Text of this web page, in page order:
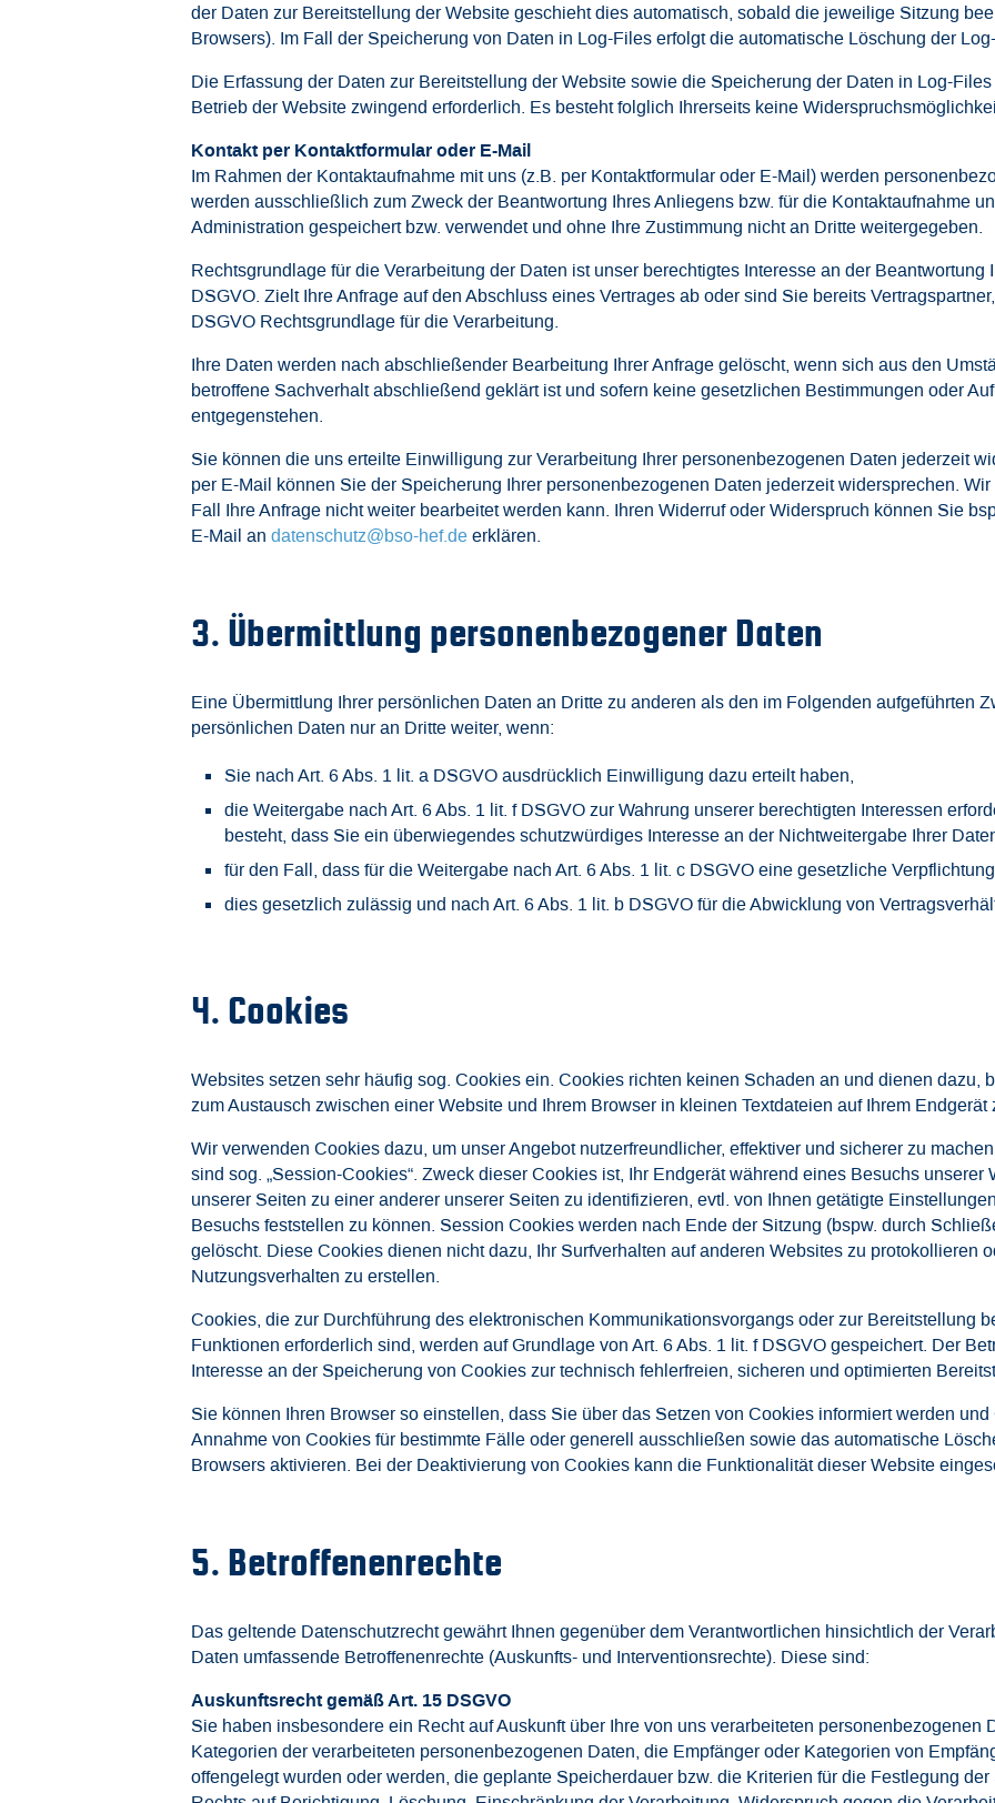
der Daten zur Bereitstellung der Website geschieht dies automatisch, sobald die jeweilige Sitzung
Browsers). Im Fall der Speicherung von Daten in Log-Files erfolgt die automatische Löschung der
Die Erfassung der Daten zur Bereitstellung der Website sowie die Speicherung der Daten in Log-
Betrieb der Website zwingend erforderlich. Es besteht folglich Ihrerseits keine
Kontakt per Kontaktformular oder E-Mail
Im Rahmen der Kontaktaufnahme mit uns (z.B. per Kontaktformular oder E-Mail) werden
werden ausschließlich zum Zweck der Beantwortung Ihres Anliegens bzw. für die Kontaktaufnahme
Administration gespeichert bzw. verwendet und ohne Ihre Zustimmung nicht an Dritte weitergegeben.
Rechtsgrundlage für die Verarbeitung der Daten ist unser berechtigtes Interesse an der Beantwortung
DSGVO. Zielt Ihre Anfrage auf den Abschluss eines Vertrages ab oder sind Sie bereits
DSGVO Rechtsgrundlage für die Verarbeitung.
Ihre Daten werden nach abschließender Bearbeitung Ihrer Anfrage gelöscht, wenn sich aus den
betroffene Sachverhalt abschließend geklärt ist und sofern keine gesetzlichen Bestimmungen oder
entgegenstehen.
Sie können die uns erteilte Einwilligung zur Verarbeitung Ihrer personenbezogenen Daten jederzeit
per E-Mail können Sie der Speicherung Ihrer personenbezogenen Daten jederzeit widersprechen.
Fall Ihre Anfrage nicht weiter bearbeitet werden kann. Ihren Widerruf oder Widerspruch können Sie
E-Mail an datenschutz@bso-hef.deerklären.
3. Übermittlung personenbezogener Daten
Eine Übermittlung Ihrer persönlichen Daten an Dritte zu anderen als den im Folgenden aufgeführten
persönlichen Daten nur an Dritte weiter, wenn:
Sie nach Art. 6 Abs. 1 lit. a DSGVO ausdrücklich Einwilligung dazu erteilt haben,
die Weitergabe nach Art. 6 Abs. 1 lit. f DSGVO zur Wahrung unserer berechtigten Interessen
besteht, dass Sie ein überwiegendes schutzwürdiges Interesse an der Nichtweitergabe Ihrer
für den Fall, dass für die Weitergabe nach Art. 6 Abs. 1 lit. c DSGVO eine gesetzliche
dies gesetzlich zulässig und nach Art. 6 Abs. 1 lit. b DSGVO für die Abwicklung von
4. Cookies
Websites setzen sehr häufig sog. Cookies ein. Cookies richten keinen Schaden an und dienen dazu,
zum Austausch zwischen einer Website und Ihrem Browser in kleinen Textdateien auf Ihrem Endgerät
Wir verwenden Cookies dazu, um unser Angebot nutzerfreundlicher, effektiver und sicherer zu
sind sog. „Session-Cookies“. Zweck dieser Cookies ist, Ihr Endgerät während eines Besuchs
unserer Seiten zu einer anderer unserer Seiten zu identifizieren, evtl. von Ihnen getätigte
Besuchs feststellen zu können. Session Cookies werden nach Ende der Sitzung (bspw. durch
gelöscht. Diese Cookies dienen nicht dazu, Ihr Surfverhalten auf anderen Websites zu protokollieren
Nutzungsverhalten zu erstellen.
Cookies, die zur Durchführung des elektronischen Kommunikationsvorgangs oder zur Bereitstellung
Funktionen erforderlich sind, werden auf Grundlage von Art. 6 Abs. 1 lit. f DSGVO gespeichert. Der
Interesse an der Speicherung von Cookies zur technisch fehlerfreien, sicheren und optimierten
Sie können Ihren Browser so einstellen, dass Sie über das Setzen von Cookies informiert werden
Annahme von Cookies für bestimmte Fälle oder generell ausschließen sowie das automatische
Browsers aktivieren. Bei der Deaktivierung von Cookies kann die Funktionalität dieser Website
5. Betroffenenrechte
Das geltende Datenschutzrecht gewährt Ihnen gegenüber dem Verantwortlichen hinsichtlich der
Daten umfassende Betroffenenrechte (Auskunfts- und Interventionsrechte). Diese sind:
Auskunftsrecht gemäß Art. 15 DSGVO
Sie haben insbesondere ein Recht auf Auskunft über Ihre von uns verarbeiteten personenbezogenen
Kategorien der verarbeiteten personenbezogenen Daten, die Empfänger oder Kategorien von
offengelegt wurden oder werden, die geplante Speicherdauer bzw. die Kriterien für die Festlegung